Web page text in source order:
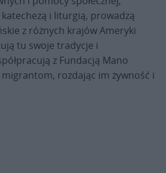
i liturgią, prowadzą
z różnych krajów Ameryki
tu swoje tradycje i
z Fundacją Mano
rozdając im żywność i